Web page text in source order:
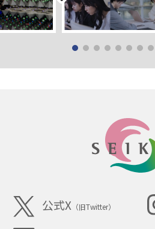
公式X （旧Twitter）